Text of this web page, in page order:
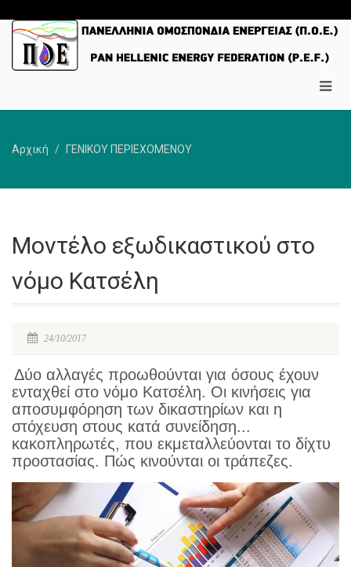
Αρχική ΓΕΝΙΚΟΥ ΠΕΡΙΕΧΟΜΕΝΟΥ
Μοντέλο εξωδικαστικού στο
νόμο Κατσέλη
24/10/2017
Δύο αλλαγές προωθούνται για όσους έχουν
ενταχθεί στο νόμο Κατσέλη. Οι κινήσεις για
αποσυμφόρηση των δικαστηρίων και η
στόχευση στους κατά συνείδηση...
κακοπληρωτές, που εκμεταλλεύονται το δίχτυ
προστασίας. Πώς κινούνται οι τράπεζες.